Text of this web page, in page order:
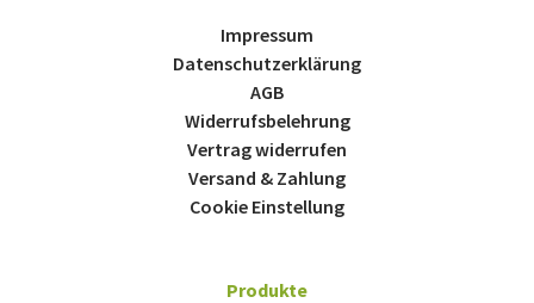
Impressum
Datenschutzerklärung
AGB
Widerrufsbelehrung
Vertrag widerrufen
Versand & Zahlung
Cookie Einstellung
Produkte